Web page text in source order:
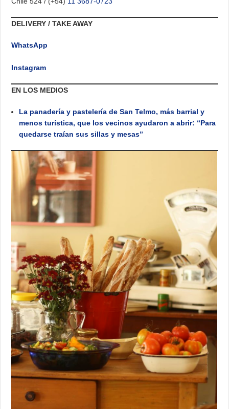
DELIVERY / TAKE AWAY
WhatsApp
Instagram
EN LOS MEDIOS
La panadería y pastelería de San Telmo, más barrial y
menos turística, que los vecinos ayudaron a abrir: “Para
quedarse traían sus sillas y mesas”